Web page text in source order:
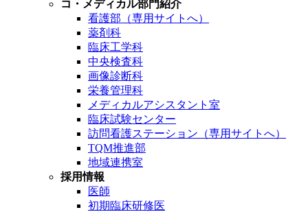
コ・メディカル部門紹介
看護部（専用サイトへ）
薬剤科
臨床工学科
中央検査科
画像診断科
栄養管理科
メディカルアシスタント室
臨床試験センター
訪問看護ステーション（専用サイトへ）
TQM推進部
地域連携室
採用情報
医師
初期臨床研修医